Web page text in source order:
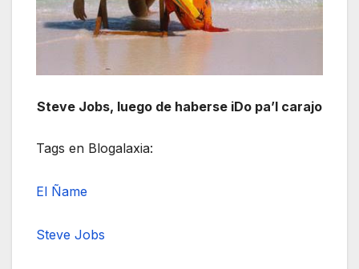
Steve Jobs, luego de haberse iDo pa’l carajo
Tags en Blogalaxia:
El Ñame
Steve Jobs